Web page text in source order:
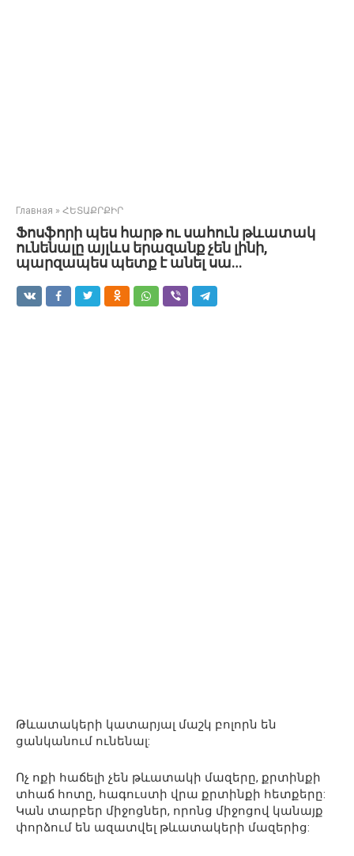
Главная » ՀԵՏԱՔՐՔԻՐ
Ֆոսֆորի պես հարթ ու սահուն թևատակ
ունենալը այլևս երազանք չեն լինի,
պարզապես պետք է անել սա…
Թևատակերի կատարյալ մաշկ բոլորն են
ցանկանում ունենալ:
Ոչ ոքի հաճելի չեն թևատակի մազերը, քրտինքի
տհաճ հոտը, հագուստի վրա քրտինքի հետքերը:
Կան տարբեր միջոցներ, որոնց միջոցով կանայք
փորձում են ազատվել թևատակերի մազերից: